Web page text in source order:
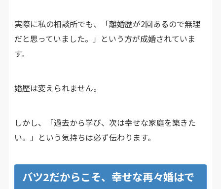
実際に私の相談所でも、「離婚歴が2回あるので無理
だと思っていました。」という方が成婚されていま
す。
婚歴は変えられません。
しかし、「過去から学び、次は幸せな家庭を築きた
い。」という気持ちは必ず伝わります。
バツ2だからこそ、幸せな再々婚はで